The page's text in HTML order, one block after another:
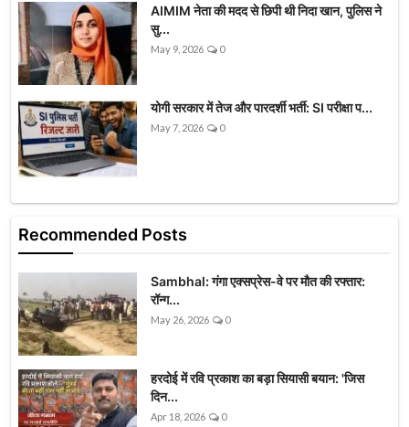
AIMIM नेता की मदद से छिपी थी निदा खान, पुलिस ने
सु...
May 9, 2026 0
योगी सरकार में तेज और पारदर्शी भर्ती: SI परीक्षा प...
May 7, 2026 0
Recommended Posts
Sambhal: गंगा एक्सप्रेस-वे पर मौत की रफ्तार:
रॉन्ग...
May 26, 2026 0
हरदोई में रवि प्रकाश का बड़ा सियासी बयान: 'जिस
दिन...
Apr 18, 2026 0